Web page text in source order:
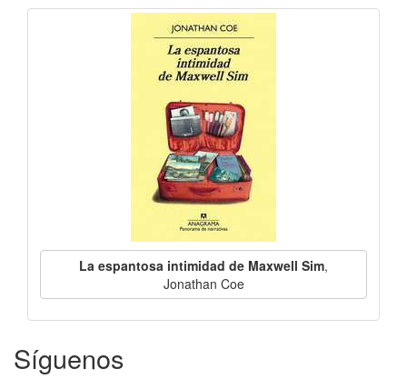
La espantosa intimidad de Maxwell Sim,
Jonathan Coe
Síguenos